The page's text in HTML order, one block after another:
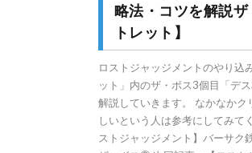
略法・コツを解説
トレット】
ロストジャッジメントのやり込
ット」内のザ・ボス3個目「デ
解説していきます。 なかなか
しいという人は参考にしてみ
ストジャッジメント】バーサク